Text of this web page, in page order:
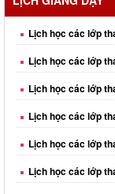
Lịch học các lớp
Lịch học các lớp
Lịch học các lớp
Lịch học các lớp
Lịch học các lớp
Lịch học các lớp
Lịch học các lớp